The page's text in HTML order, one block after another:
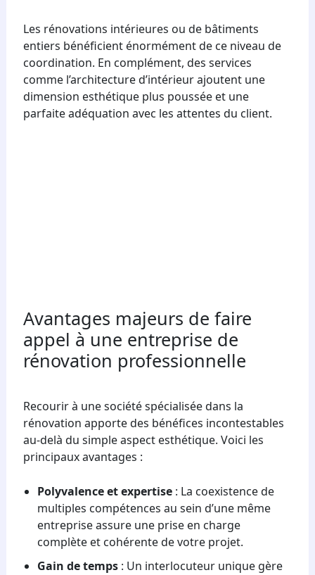
Les rénovations intérieures ou de bâtiments
entiers bénéficient énormément de ce niveau de
coordination. En complément, des services
comme l’architecture d’intérieur ajoutent une
dimension esthétique plus poussée et une
parfaite adéquation avec les attentes du client.
Avantages majeurs de faire
appel à une entreprise de
rénovation professionnelle
Recourir à une société spécialisée dans la
rénovation apporte des bénéfices incontestables
au-delà du simple aspect esthétique. Voici les
principaux avantages :
Polyvalence et expertise: La coexistence de
multiples compétences au sein d’une même
entreprise assure une prise en charge
complète et cohérente de votre projet.
Gain de temps: Un interlocuteur unique gère